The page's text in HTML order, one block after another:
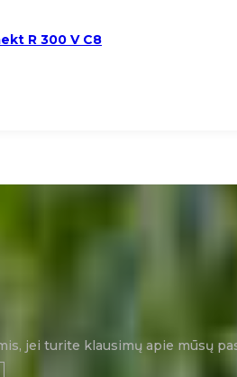
R 300 V C8
jei turite klausimų apie mūsų